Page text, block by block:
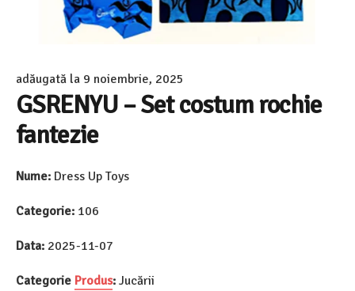
adăugată la 9 noiembrie, 2025
GSRENYU – Set costum rochie
fantezie
Nume: Dress Up Toys
Categorie: 106
Data: 2025-11-07
Categorie Produs: Jucării